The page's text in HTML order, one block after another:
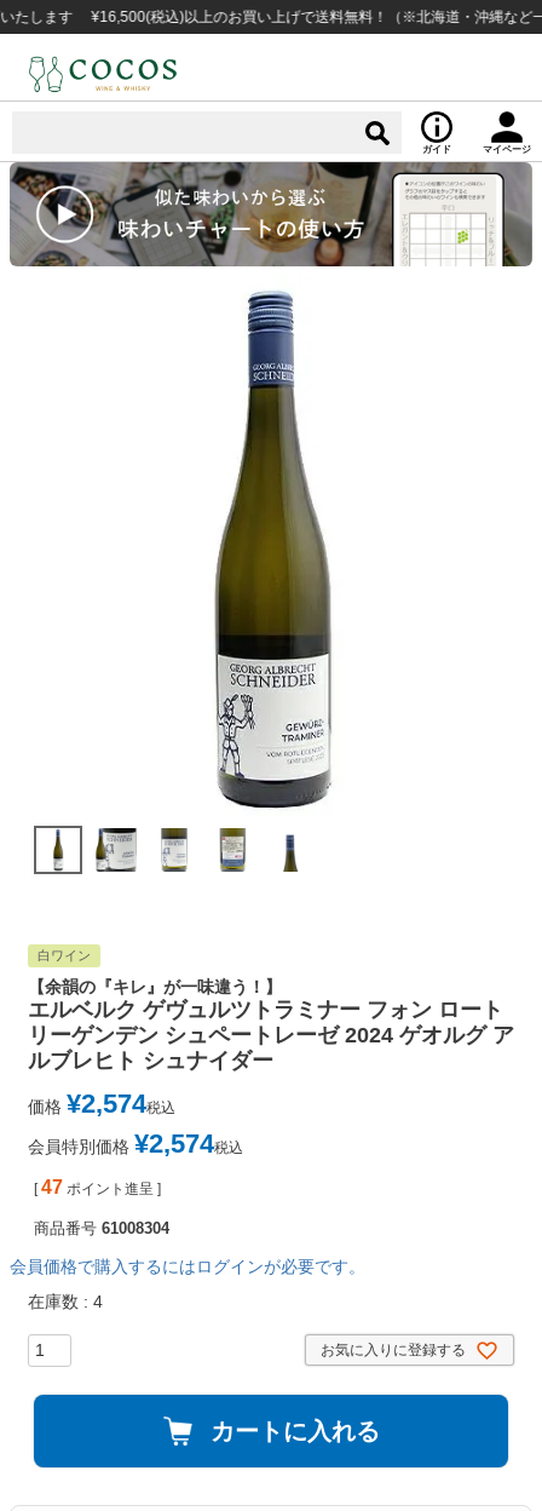
す ¥16,500(税込)以上のお買い上げで送料無料！（※北海道・沖縄など一部例
ガイド マイページ
白ワイン
【余韻の『キレ』が一味違う！】
エルベルク ゲヴュルツトラミナー フォン ロート
リーゲンデン シュペートレーゼ 2024 ゲオルグ ア
ルブレヒト シュナイダー
価格 ¥2,574税込
会員特別価格 ¥2,574税込
[ 47 ポイント進呈 ]
商品番号 61008304
会員価格で購入するにはログインが必要です。
在庫数
4
お気に入りに登録する
カートに入れる